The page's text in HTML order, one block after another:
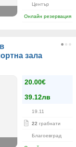
Център
Онлайн резервация
зала
20.00€
39.12лв
19.11
22 грабнати
Благоевград